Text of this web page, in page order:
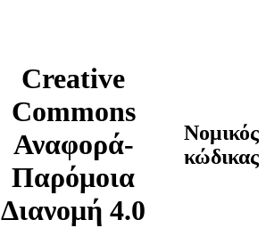
Creative
Commons
Αναφορά-
Παρόμοια
Διανομή 4.0
Νομικός
κώδικας